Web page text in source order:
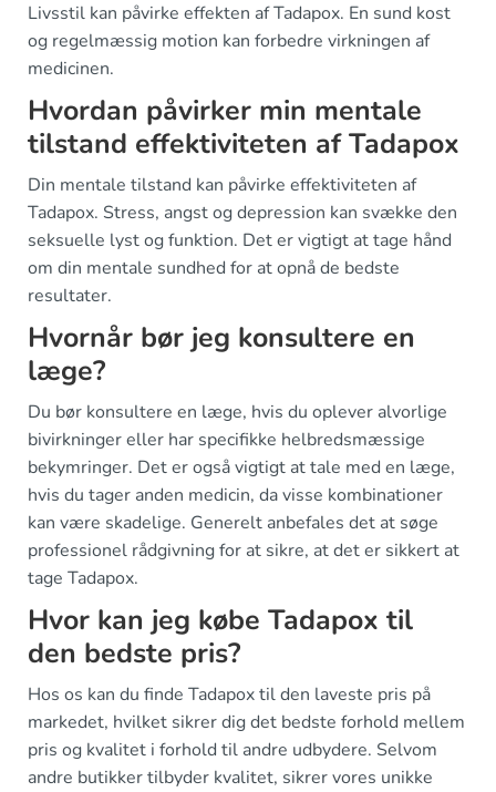
Livsstil kan påvirke effekten af Tadapox. En sund kost
og regelmæssig motion kan forbedre virkningen af
medicinen.
Hvordan påvirker min mentale
tilstand effektiviteten af Tadapox
Din mentale tilstand kan påvirke effektiviteten af
Tadapox. Stress, angst og depression kan svække den
seksuelle lyst og funktion. Det er vigtigt at tage hånd
om din mentale sundhed for at opnå de bedste
resultater.
Hvornår bør jeg konsultere en
læge?
Du bør konsultere en læge, hvis du oplever alvorlige
bivirkninger eller har specifikke helbredsmæssige
bekymringer. Det er også vigtigt at tale med en læge,
hvis du tager anden medicin, da visse kombinationer
kan være skadelige. Generelt anbefales det at søge
professionel rådgivning for at sikre, at det er sikkert at
tage Tadapox.
Hvor kan jeg købe Tadapox til
den bedste pris?
Hos os kan du finde Tadapox til den laveste pris på
markedet, hvilket sikrer dig det bedste forhold mellem
pris og kvalitet i forhold til andre udbydere. Selvom
andre butikker tilbyder kvalitet, sikrer vores unikke